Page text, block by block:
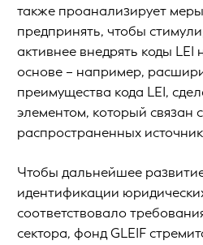
также проанализирует
предпринять, чтобы
активнее внедрять коды
основе – например,
преимущества кода LEI,
элементом, который связан
распространенных
Чтобы дальнейшее
идентификации
соответствовало
сектора, фонд GLEIF